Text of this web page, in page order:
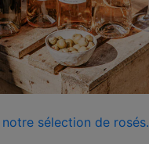
sélection de rosés.